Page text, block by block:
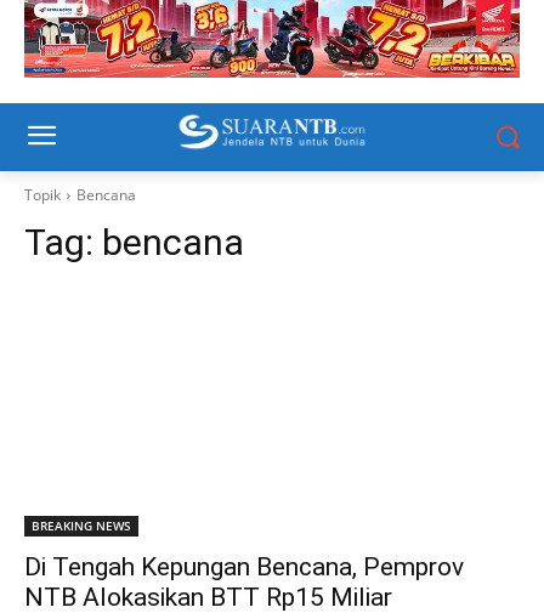
Topik Bencana
Tag: bencana
BREAKING NEWS
Di Tengah Kepungan Bencana, Pemprov
NTB Alokasikan BTT Rp15 Miliar